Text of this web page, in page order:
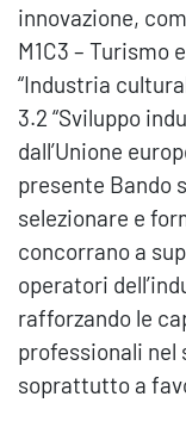
innovazione,
M1C3 – Turismo
“Industria
3.2 “Sviluppo
dall’Unione
presente Bando
selezionare e
concorrano a
operatori
rafforzando le
professionali nel
soprattutto a